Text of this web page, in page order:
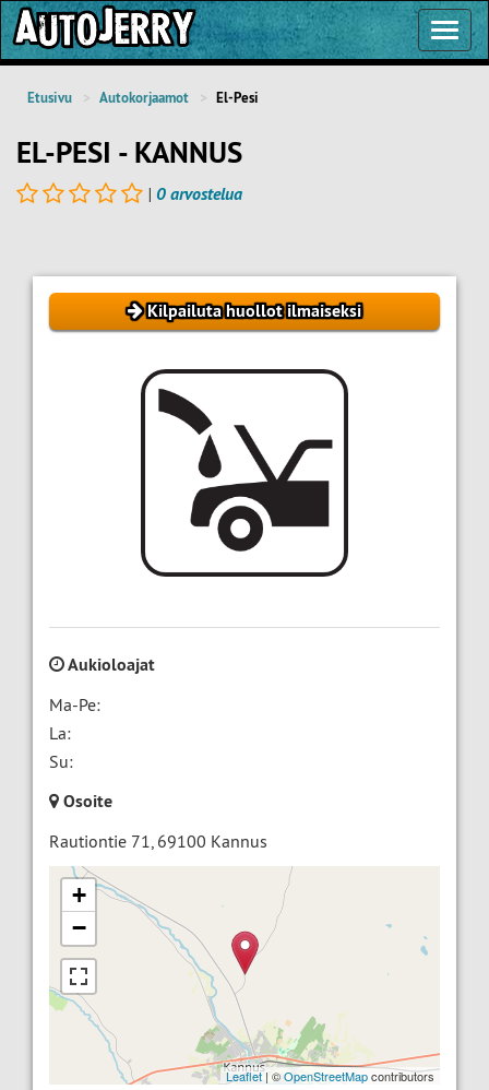
Etusivu Autokorjaamot El-Pesi
EL-PESI - KANNUS
| 0 arvostelua
Kilpailuta huollot ilmaiseksi
Aukioloajat
Ma-Pe:
La:
Su:
Osoite
Rautiontie 71, 69100 Kannus
+
−
Leaflet| ©OpenStreetMapcontributors